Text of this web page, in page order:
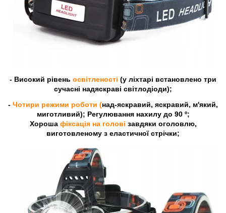
- Високий рівень освітленості (у ліхтарі встановлено три
сучасні надяскраві світлодіоди);
- Чотири режими роботи (над-яскравий, яскравий, м'який,
миготливий); Регулювання нахилу до 90 º;
Хороша фіксація на голові завдяки оголовлю,
виготовленому з еластичної стрічки;